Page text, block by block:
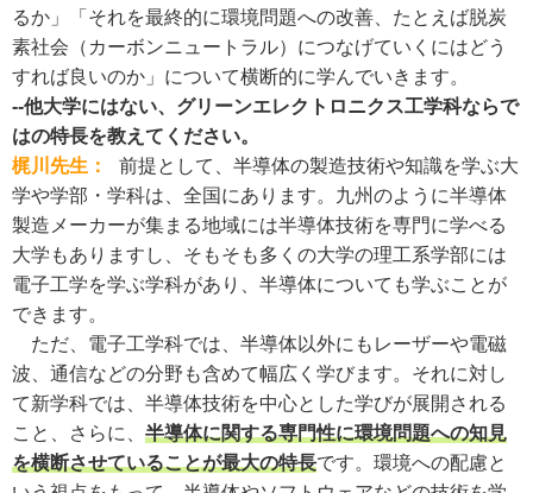
るか」「それを最終的に環境問題への改善、たとえば脱炭
素社会（カーボンニュートラル）につなげていくにはどう
すれば良いのか」について横断的に学んでいきます。
--他大学にはない、グリーンエレクトロニクス工学科ならで
はの特長を教えてください。
梶川先生：
前提として、半導体の製造技術や知識を学ぶ大
学や学部・学科は、全国にあります。九州のように半導体
製造メーカーが集まる地域には半導体技術を専門に学べる
大学もありますし、そもそも多くの大学の理工系学部には
電子工学を学ぶ学科があり、半導体についても学ぶことが
できます。
ただ、電子工学科では、半導体以外にもレーザーや電磁
波、通信などの分野も含めて幅広く学びます。それに対し
て新学科では、半導体技術を中心とした学びが展開される
こと、さらに、 半導体に関する専門性に環境問題への知見
を横断させていることが最大の特長です。環境への配慮と